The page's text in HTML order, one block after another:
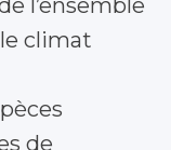
l’ensemble
climat
de